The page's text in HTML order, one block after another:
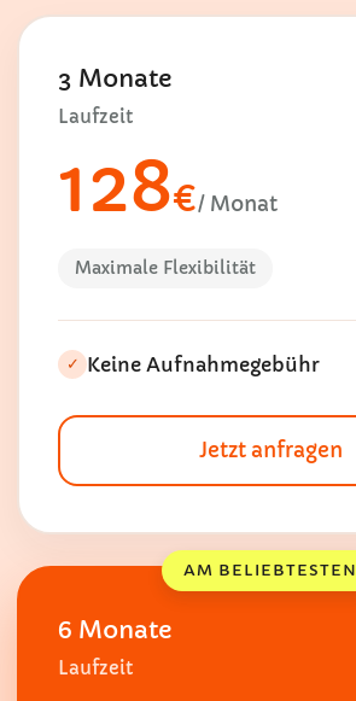
3 Monate
Laufzeit
128€/ Monat
Maximale Flexibilität
✓ Keine Aufnahmegebühr
Jetzt anfragen
AM BELIEBTESTEN
6 Monate
Laufzeit